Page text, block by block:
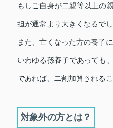
もしご自身が二親等以上の
担が通常より大きくなるでし
また、亡くなった方の養子
いわゆる孫養子であっても
であれば、二割加算されるこ
対象外の方とは？